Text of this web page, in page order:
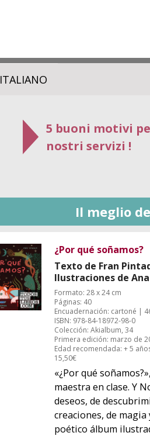
ITALIANO
5 buoni motivi
nostri servizi !
Il meglio
¿Por qué soñamos?
Texto de Fran
Ilustraciones de
Formato: 28 x 24 cm
Páginas: 40
Encuadernación: cartoné |
ISBN: 978-84-18972-98-0
Colección: Akialbum, 34
Primera edición: marzo de
Edad recomendada: + 5
15,50€
«¿Por qué
maestra en clase. Y
deseos, de
creaciones, de
poético álbum